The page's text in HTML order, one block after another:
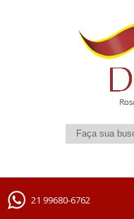
21 99680-6762